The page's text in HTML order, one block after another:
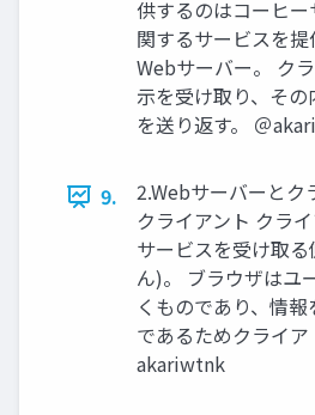
供するのはコーヒ
関するサービスを
Webサーバー。 ク
⽰を受け取り、そ
を送り返す。 ＠
9.
2.Webサーバーとク
クライアント クラ
サービスを受け取
ん)。 ブラウザはユ
くものであり、情
であるためクライア
akariwtnk